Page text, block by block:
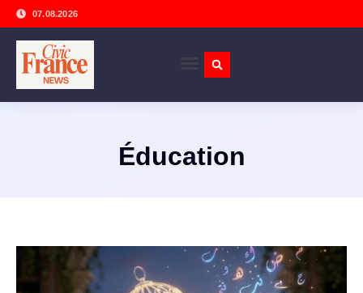
07.08.2026
Éducation